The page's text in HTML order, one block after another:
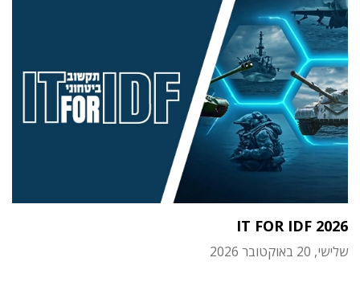
IT FOR IDF 2026
שלישי, 20 באוקטובר 2026